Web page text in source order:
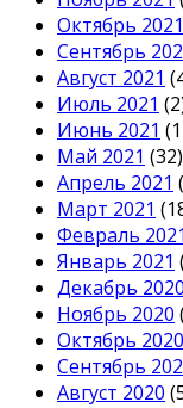
Октябрь 2021
Сентябрь
Август 2021
Июль 2021
Июнь 2021
Май 2021 (32)
Апрель 2021
Март 2021
Февраль 2021
Январь 2021
Декабрь 2020
Ноябрь 2020
Октябрь 2020
Сентябрь
Август 2020